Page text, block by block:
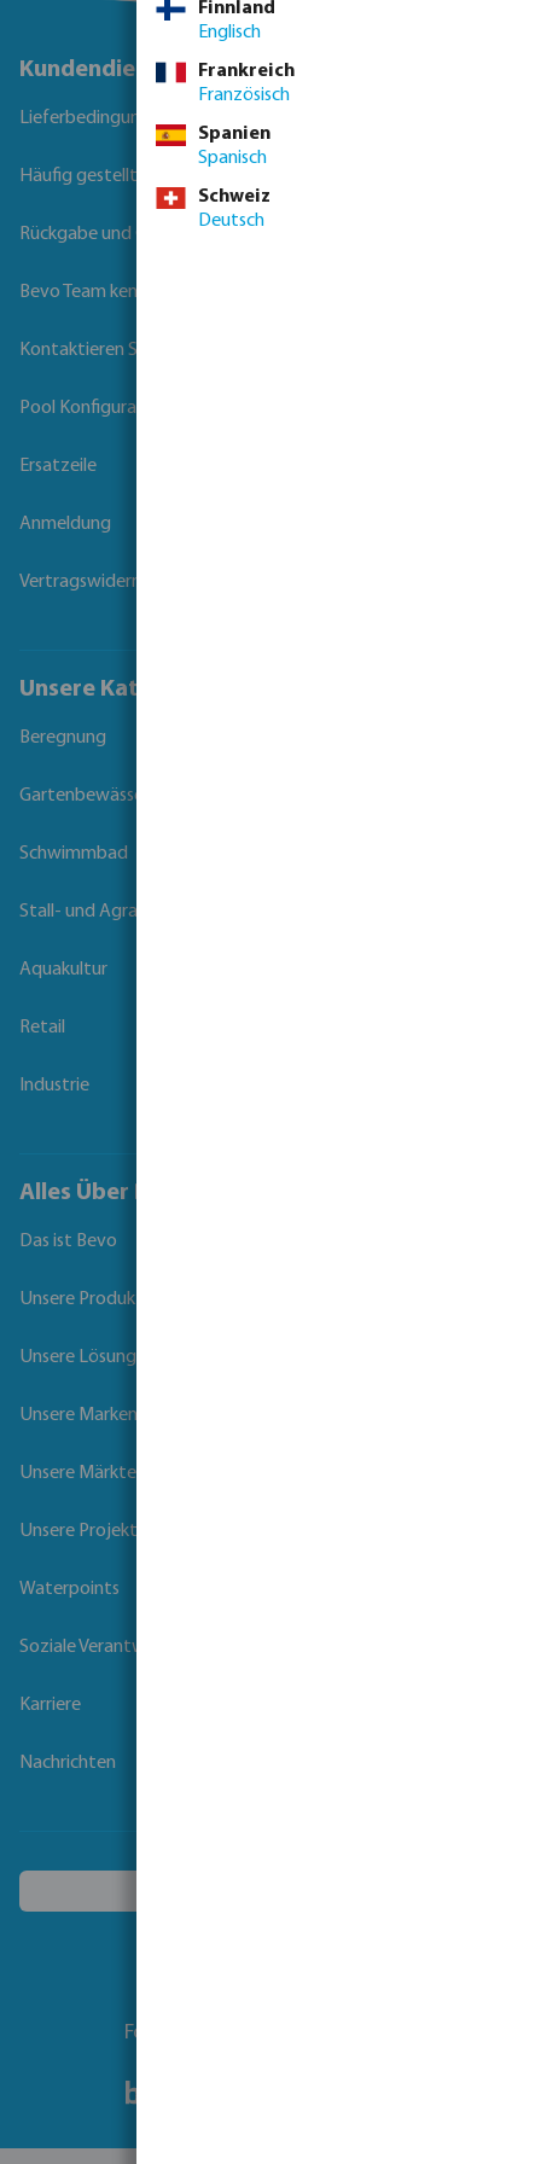
Kundendienst
Lieferbedingungen
Häufig gestellte Fragen
Rückgabe und Garantie
Bevo Team kennenlernen
Kontaktieren Sie uns
Pool Konfigurator
Ersatzeile
Anmeldung
Vertragswiderruf
Unsere Kataloge
Beregnung
Gartenbewässerung
Schwimmbad
Stall- und Agrartechnik
Aquakultur
Retail
Industrie
Alles Über Bevo
Das ist Bevo
Unsere Produkte
Unsere Lösungen
Unsere Marken
Unsere Märkte
Unsere Projekte
Waterpoints
Soziale Verantwortung der Unternehmen
Karriere
Nachrichten
Folgen Sie uns
Finnland
Englisch
Frankreich
Französisch
Spanien
Spanisch
Schweiz
Deutsch